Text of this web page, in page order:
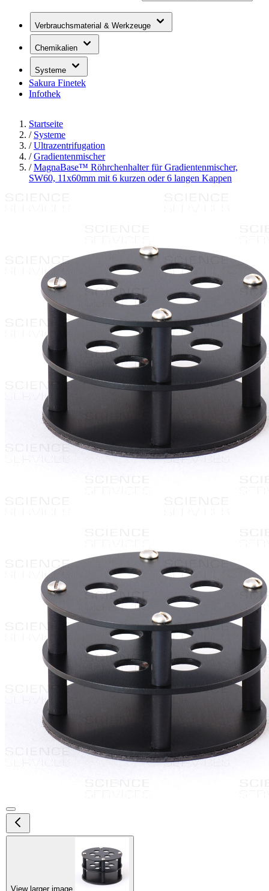
Verbrauchsmaterial & Werkzeuge
Chemikalien
Systeme
Sakura Finetek
Infothek
Startseite
/ Systeme
/ Ultrazentrifugation
/ Gradientenmischer
/ MagnaBase™ Röhrchenhalter für Gradientenmischer,
SW60, 11x60mm mit 6 kurzen oder 6 langen Kappen
View larger image